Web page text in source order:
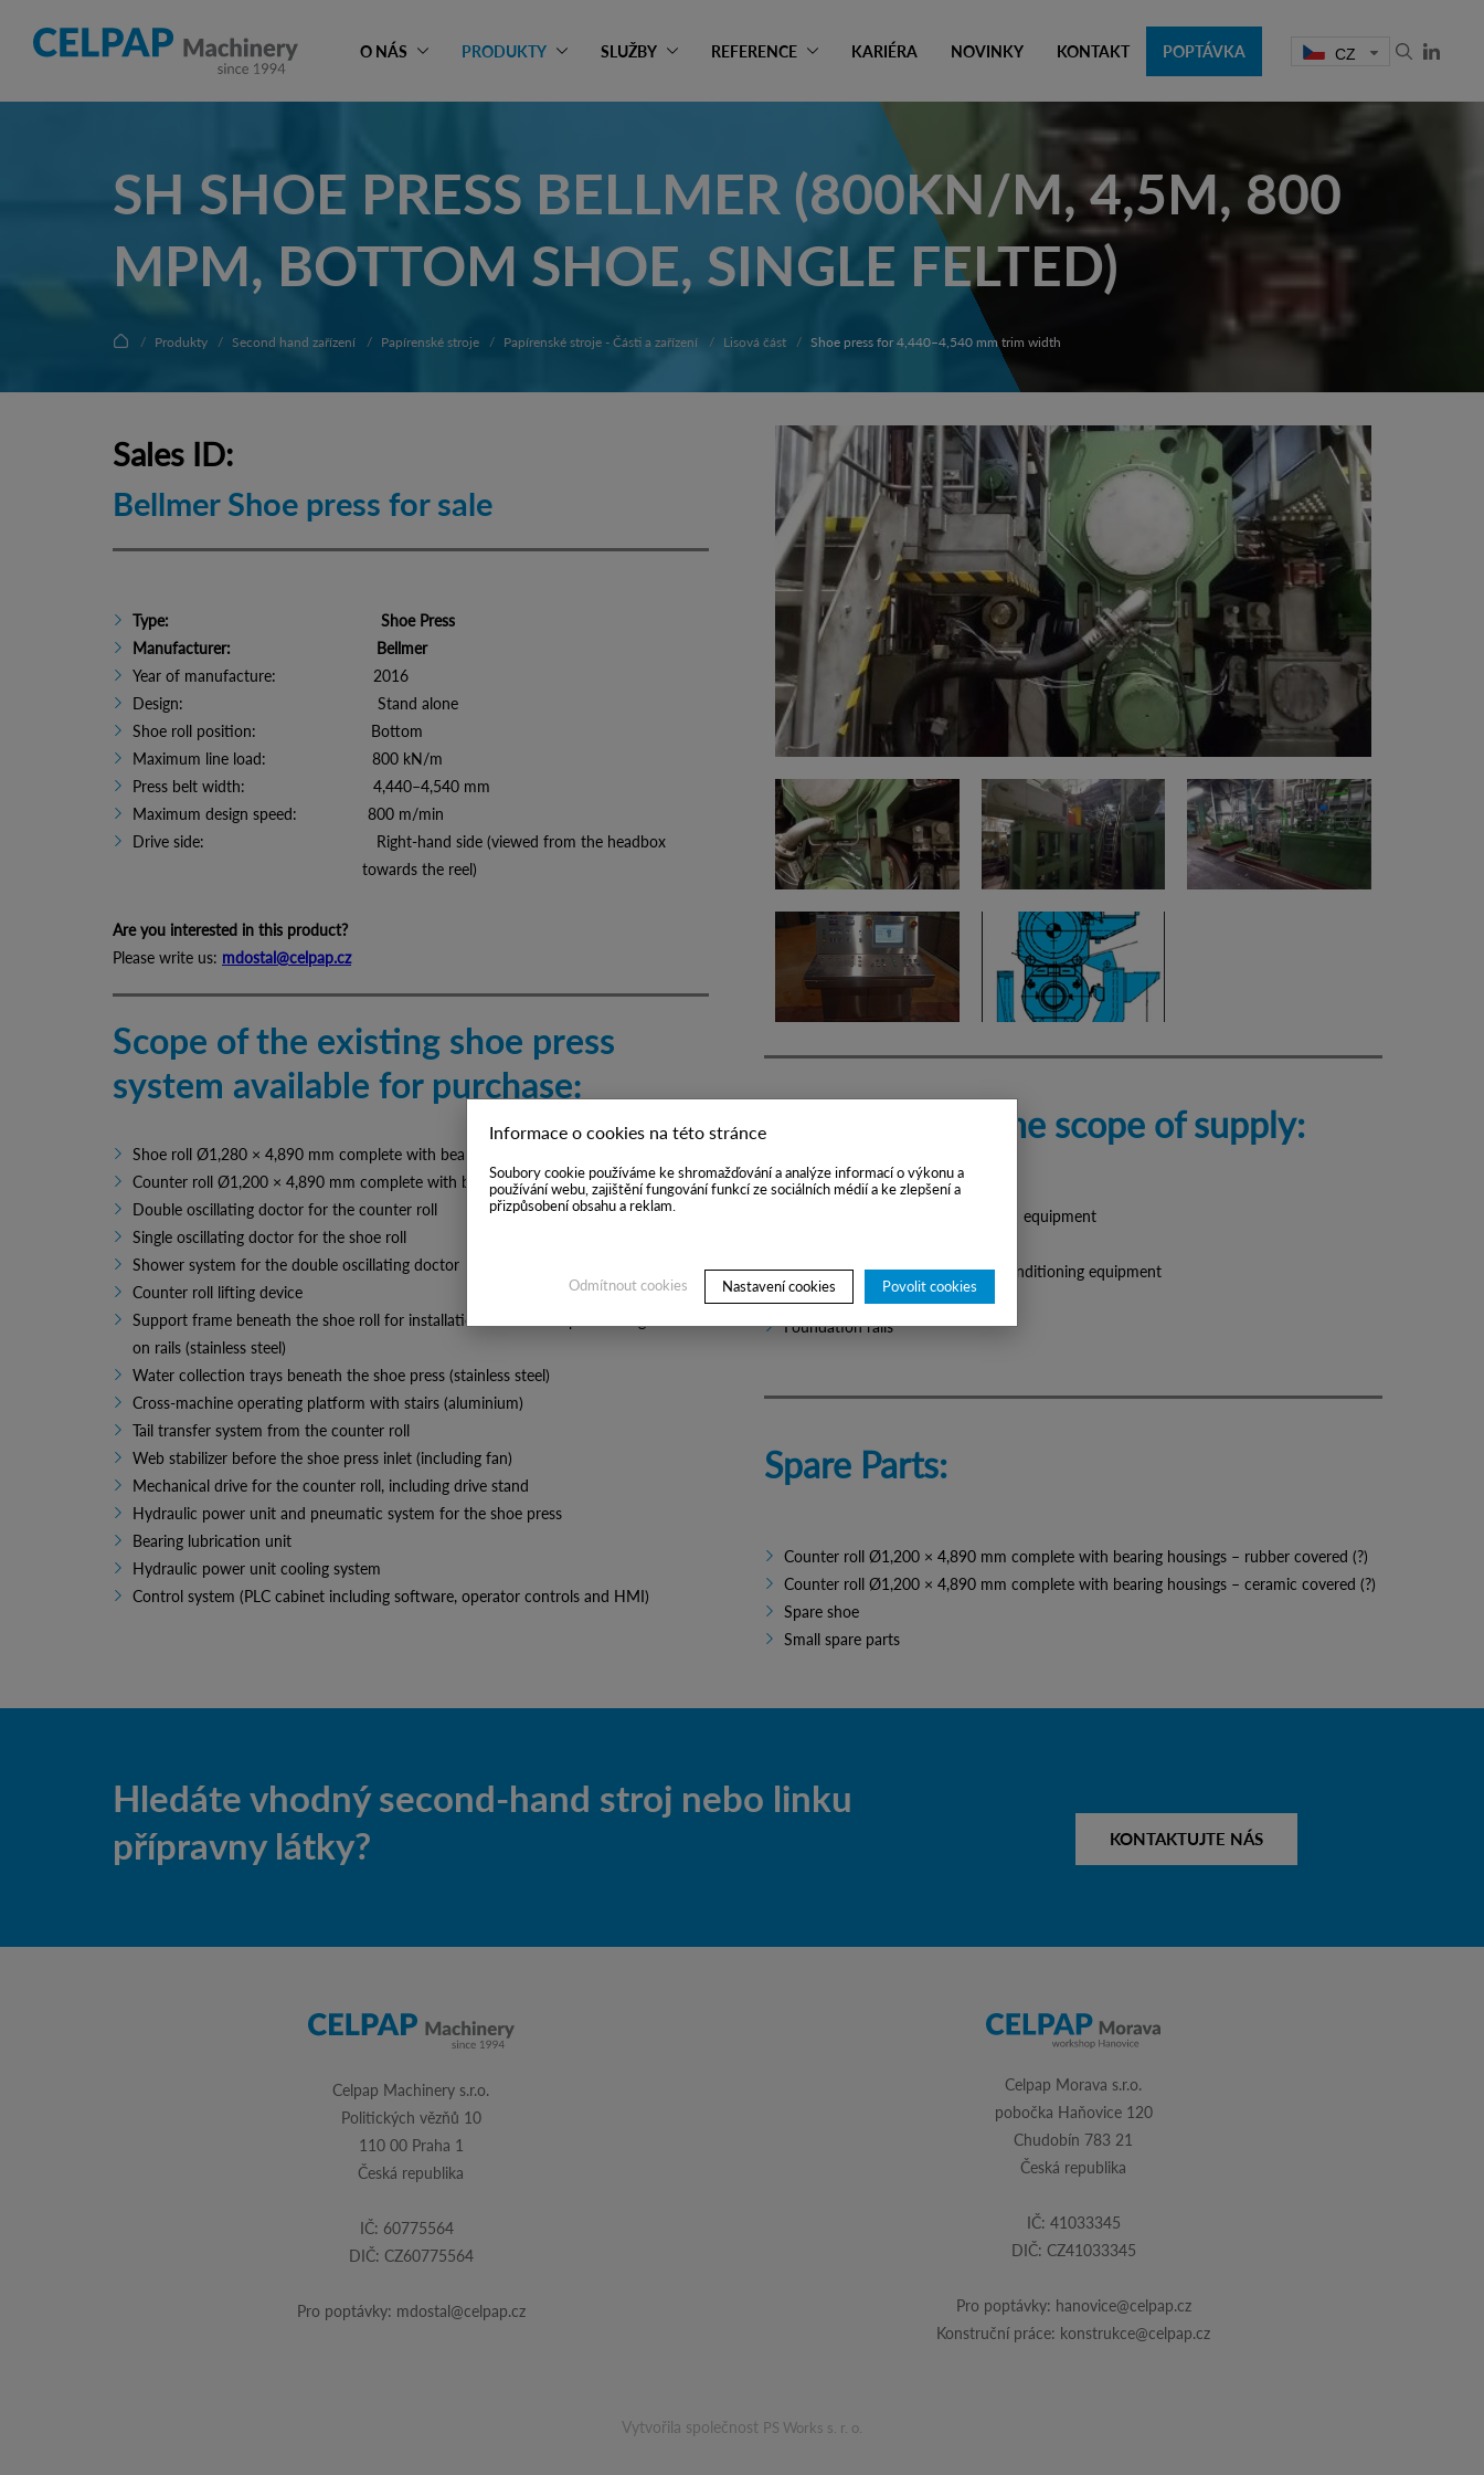
Informace o cookies na této stránce
Soubory cookie používáme ke shromažďování a analýze informací o výkonu a
používání webu, zajištění fungování funkcí ze sociálních médií a ke zlepšení a
přizpůsobení obsahu a reklam.
Povolit cookies
Nastavení cookies
Odmítnout cookies
O NÁS PRODUKTY SLUŽBY REFERENCE KARIÉRA NOVINKY KONTAKT POPTÁVKA CZ
SH SHOE PRESS BELLMER (800KN/M, 4,5M, 800
MPM, BOTTOM SHOE, SINGLE FELTED)
Produkty Second hand zařízení Papírenské stroje Papírenské stroje - Části a zařízení Lisová část Shoe press for 4,440–4,540 mm trim width
Sales ID:
Bellmer Shoe press for sale
Type: Shoe Press
Manufacturer: Bellmer
Year of manufacture: 2016
Design: Stand alone
Shoe roll position: Bottom
Maximum line load: 800 kN/m
Press belt width: 4,440–4,540 mm
Maximum design speed: 800 m/min
Drive side: Right-hand side (viewed from the headbox
towards the reel)
Are you interested in this product?
Please write us: mdostal@celpap.cz
Scope of the existing shoe press
system available for purchase:
Shoe roll Ø1,280 × 4,890 mm complete with bearing housings (without press belt)
Counter roll Ø1,200 × 4,890 mm complete with bearing housings
Double oscillating doctor for the counter roll
Single oscillating doctor for the shoe roll
Shower system for the double oscillating doctor
Counter roll lifting device
Support frame beneath the shoe roll for installation of the shoe press and guide rolls
on rails (stainless steel)
Water collection trays beneath the shoe press (stainless steel)
Cross-machine operating platform with stairs (aluminium)
Tail transfer system from the counter roll
Web stabilizer before the shoe press inlet (including fan)
Mechanical drive for the counter roll, including drive stand
Hydraulic power unit and pneumatic system for the shoe press
Bearing lubrication unit
Hydraulic power unit cooling system
Control system (PLC cabinet including software, operator controls and HMI)
Excluded from the scope of supply:
Press belt handling and installation equipment
Guide rolls, felt guiding and felt conditioning equipment
Electric drive
Foundation rails
Spare Parts:
Counter roll Ø1,200 × 4,890 mm complete with bearing housings – rubber covered (?)
Counter roll Ø1,200 × 4,890 mm complete with bearing housings – ceramic covered (?)
Spare shoe
Small spare parts
Hledáte vhodný second-hand stroj nebo linku
přípravny látky?
KONTAKTUJTE NÁS
Celpap Machinery s.r.o.
Politických vězňů 10
110 00 Praha 1
Česká republika
IČ: 60775564
DIČ: CZ60775564
Pro poptávky: mdostal@celpap.cz
Celpap Morava s.r.o.
pobočka Haňovice 120
Chudobín 783 21
Česká republika
IČ: 41033345
DIČ: CZ41033345
Pro poptávky: hanovice@celpap.cz
Konstruční práce: konstrukce@celpap.cz
Vytvořila společnost PS Works s. r. o.